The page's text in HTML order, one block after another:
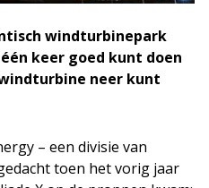
windturbinepark
keer goed kunt doen
neer kunt
– een divisie van
toen het vorig jaar